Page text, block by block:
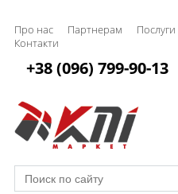
Про нас Партнерам Послуги
Контакти
+38 (096) 799-90-13